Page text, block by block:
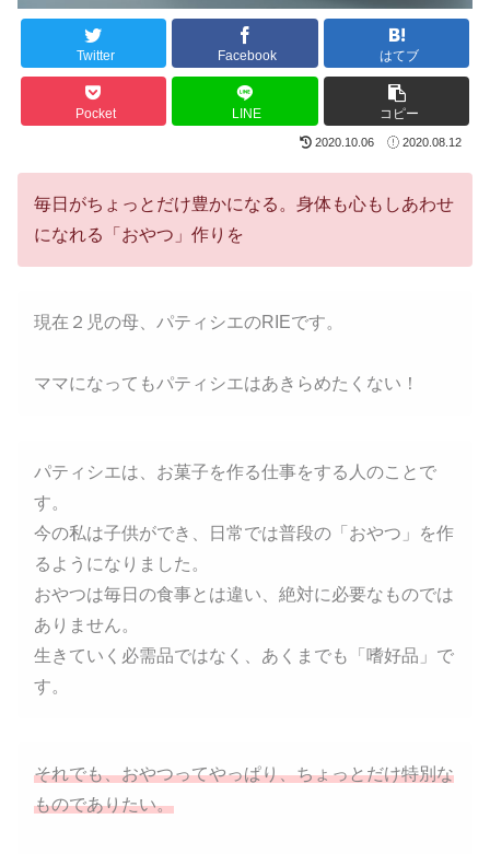
Twitter Facebook はてブ
Pocket LINE コピー
2020.10.06 2020.08.12
毎日がちょっとだけ豊かになる。身体も心もしあわせ
になれる「おやつ」作りを
現在２児の母、パティシエのRIEです。
ママになってもパティシエはあきらめたくない！
パティシエは、お菓子を作る仕事をする人のことで
す。
今の私は子供ができ、日常では普段の「おやつ」を作
るようになりました。
おやつは毎日の食事とは違い、絶対に必要なものでは
ありません。
生きていく必需品ではなく、あくまでも「嗜好品」で
す。
それでも、おやつってやっぱり、ちょっとだけ特別な
ものでありたい。